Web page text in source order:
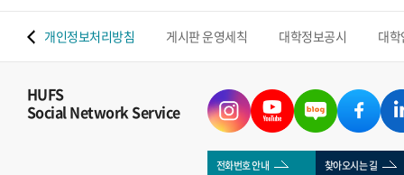
개인정보처리방침 게시판 운영세칙 대학정보공시 대
HUFS
Social Network Service
전화번호 안내 찾아오시는 길